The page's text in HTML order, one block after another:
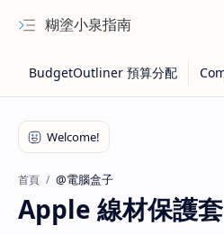
糊塗小泉指南
首頁 @電腦盒子
Apple 線材保護套